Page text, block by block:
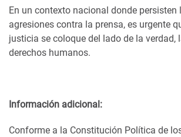
En un contexto nacional donde persisten
agresiones contra la prensa, es urgente
justicia se coloque del lado de la verdad,
derechos humanos.
Información adicional:
Conforme a la Constitución Política de